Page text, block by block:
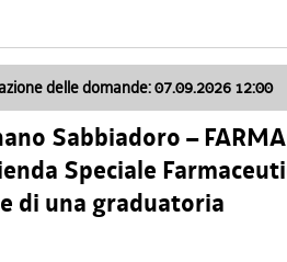
delle domande: 07.09.2026 12:00
Sabbiadoro –
Speciale
di una graduatoria